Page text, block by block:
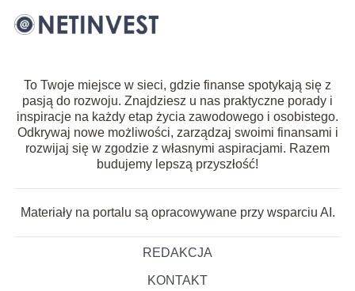
To Twoje miejsce w sieci, gdzie finanse spotykają się z
pasją do rozwoju. Znajdziesz u nas praktyczne porady i
inspiracje na każdy etap życia zawodowego i osobistego.
Odkrywaj nowe możliwości, zarządzaj swoimi finansami i
rozwijaj się w zgodzie z własnymi aspiracjami. Razem
budujemy lepszą przyszłość!
Materiały na portalu są opracowywane przy wsparciu AI.
REDAKCJA
KONTAKT